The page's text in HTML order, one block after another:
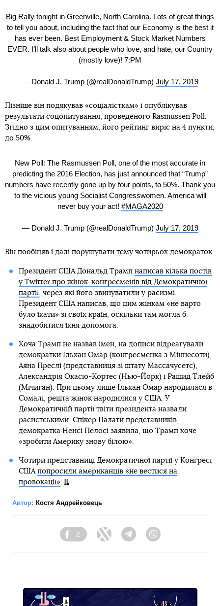
Big Rally tonight in Greenville, North Carolina. Lots of great things
to tell you about, including the fact that our Economy is the best it
has ever been. Best Employment & Stock Market Numbers
EVER. I’ll talk also about people who love, and hate, our Country
(mostly love)! 7:PM
— Donald J. Trump (@realDonaldTrump) July 17, 2019
Пізніше він подякував «соціалісткам» і опублікував
результати соцопитування, проведеного Rasmussen Poll.
Згідно з цим опитуванням, його рейтинг виріс на 4 пункти,
до 50%.
New Poll: The Rasmussen Poll, one of the most accurate in
predicting the 2016 Election, has just announced that “Trump”
numbers have recently gone up by four points, to 50%. Thank you
to the vicious young Socialist Congresswomen. America will
never buy your act! #MAGA2020
— Donald J. Trump (@realDonaldTrump) July 17, 2019
Він пообіцяв і далі порушувати тему чотирьох демократок.
Президент США Дональд Трамп написав кілька постів
у Twitter про жінок-конгресменів від Демократичної
партії, через які його звинуватили у расизмі.
Президент США написав, що цим жінкам «не варто
було їхати» зі своїх країн, оскільки там могла б
знадобитися їхня допомога.
Хоча Трамп не назвав імен, на дописи відреагували
демократки Ільхан Омар (конгресменка з Міннесоти),
Аяна Преслі (представниця зі штату Массачусетс),
Александрія Окасіо-Кортес (Нью-Йорк) і Рашид Тлейб
(Мічиган). При цьому лише Ільхан Омар народилася в
Сомалі, решта жінок народилися у США. У
Демократичній партії твіти президента назвали
расистськими. Спікер Палати представників,
демократка Ненсі Пелосі заявила, що Трамп хоче
«зробити Америку знову білою».
Чотири представниці Демократичної партії у Конгресі
США попросили американців «не вестися на
провокації».
Автор: Костя Андрейковець
Facebook
2
Twitter TelegramViber